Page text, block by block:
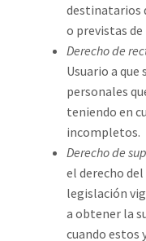
destinatarios
o previstas
Derecho de
Usuario a que
personales
teniendo en
incompletos.
Derecho de
el derecho
legislación
a obtener la
cuando estos